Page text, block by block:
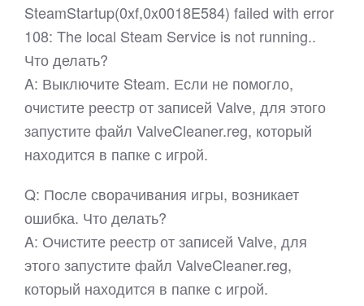
SteamStartup(0xf,0x0018E584) failed with error
108: The local Steam Service is not running..
Что делать?
A: Выключите Steam. Если не помогло,
очистите реестр от записей Valve, для этого
запустите файл ValveCleaner.reg, который
находится в папке с игрой.
Q: После сворачивания игры, возникает
ошибка. Что делать?
A: Очистите реестр от записей Valve, для
этого запустите файл ValveCleaner.reg,
который находится в папке с игрой.